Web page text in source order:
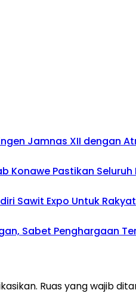
Jamnas XII dengan
Konawe Pastikan
Sawit Expo Untuk
Sabet Penghargaan
Ruas yang wajib